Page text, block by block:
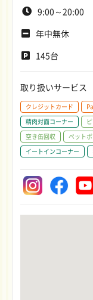
9:00～20:00
年中無休
145台
取り扱いサービス
クレジットカード
精肉対面コーナー
空き缶回収
ペット
イートインコーナー